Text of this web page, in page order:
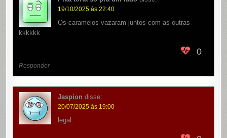
19/10/2025 às 22:40
Os caramelos vazaram juntos com as outras
kkkkkk
0
Responder
Jaspion disse:
20/07/2025 às 19:00
legal